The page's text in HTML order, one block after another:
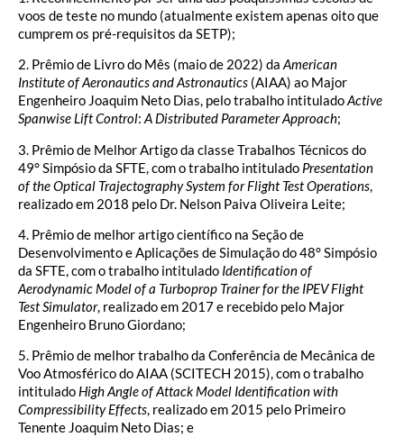
voos de teste no mundo (atualmente existem apenas oito que
cumprem os pré-requisitos da SETP);
2. Prêmio de Livro do Mês (maio de 2022) da American
Institute of Aeronautics and Astronautics (AIAA) ao Major
Engenheiro Joaquim Neto Dias, pelo trabalho intituladoActive
Spanwise Lift Control: A Distributed Parameter Approach;
3. Prêmio de Melhor Artigo da classe Trabalhos Técnicos do
49° Simpósio da SFTE, com o trabalho intitulado Presentation
of the Optical Trajectography System for Flight Test Operations,
realizado em 2018 pelo Dr. Nelson Paiva Oliveira Leite;
4. Prêmio de melhor artigo científico na Seção de
Desenvolvimento e Aplicações de Simulação do 48° Simpósio
da SFTE, com o trabalho intitulado Identification of
Aerodynamic Model of a Turboprop Trainer for the IPEV Flight
Test Simulator, realizado em 2017 e recebido pelo Major
Engenheiro Bruno Giordano;
5. Prêmio de melhor trabalho da Conferência de Mecânica de
Voo Atmosférico do AIAA (SCITECH 2015), com o trabalho
intitulado High Angle of Attack Model Identification with
Compressibility Effects, realizado em 2015 pelo Primeiro
Tenente Joaquim Neto Dias; e